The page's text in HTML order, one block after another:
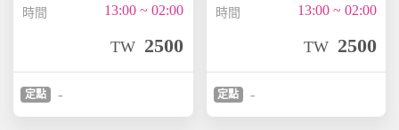
時間 13:00 ~ 02:00
TW 2500
定點 -
時間 13:00 ~ 02:00
TW 2500
定點 -